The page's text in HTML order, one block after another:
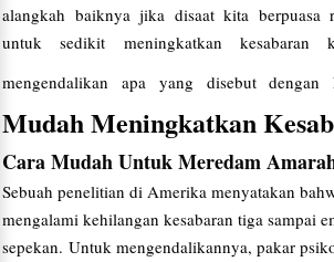
alangkah baiknya jika disaat kita berpuasa
untuk sedikit meningkatkan kesabaran
mengendalikan apa yang disebut dengan
Mudah Meningkatkan
Cara Mudah Untuk Meredam
Sebuah penelitian di Amerika menyatakan
mengalami kehilangan kesabaran tiga sampai
sepekan. Untuk mengendalikannya, pakar